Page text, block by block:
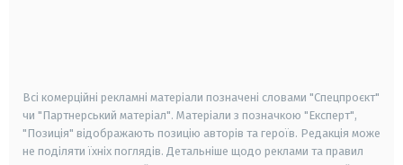
Всі комерційні рекламні матеріали позначені словами "Спецпроєкт"
чи "Партнерський матеріал". Матеріали з позначкою "Експерт",
"Позиція" відображають позицію авторів та героїв. Редакція може
не поділяти їхніх поглядів. Детальніше щодо реклами та правил